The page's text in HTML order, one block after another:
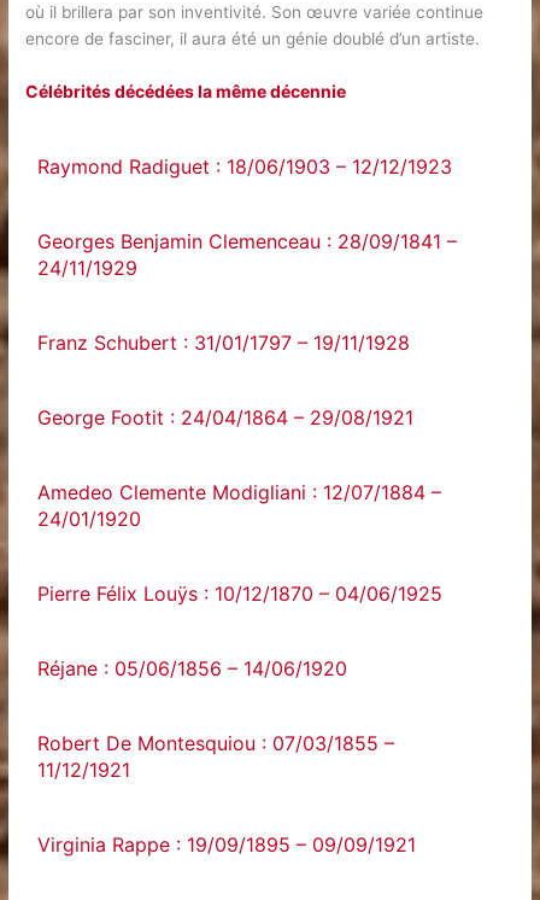
où il brillera par son inventivité. Son œuvre variée continue
encore de fasciner, il aura été un génie doublé d’un artiste.
Célébrités décédées la même décennie
Raymond Radiguet : 18/06/1903 – 12/12/1923
Georges Benjamin Clemenceau : 28/09/1841 –
24/11/1929
Franz Schubert : 31/01/1797 – 19/11/1928
George Footit : 24/04/1864 – 29/08/1921
Amedeo Clemente Modigliani : 12/07/1884 –
24/01/1920
Pierre Félix Louÿs : 10/12/1870 – 04/06/1925
Réjane : 05/06/1856 – 14/06/1920
Robert De Montesquiou : 07/03/1855 –
11/12/1921
Virginia Rappe : 19/09/1895 – 09/09/1921